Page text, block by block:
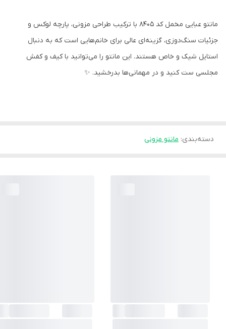
مانتو عبایی مخمل کد 8405 با ترکیب طراحی مزونی، پارچه لوکس و
جزئیات سنگ‌دوزی، گزینه‌ای عالی برای خانم‌هایی است که به دنبال
استایل شیک و خاص هستند. این مانتو را می‌توانید با کیف و کفش
مجلسی ست کنید و در مهمانی‌ها بدرخشید. ✨
دسته‌بندی: مانتو مزونی